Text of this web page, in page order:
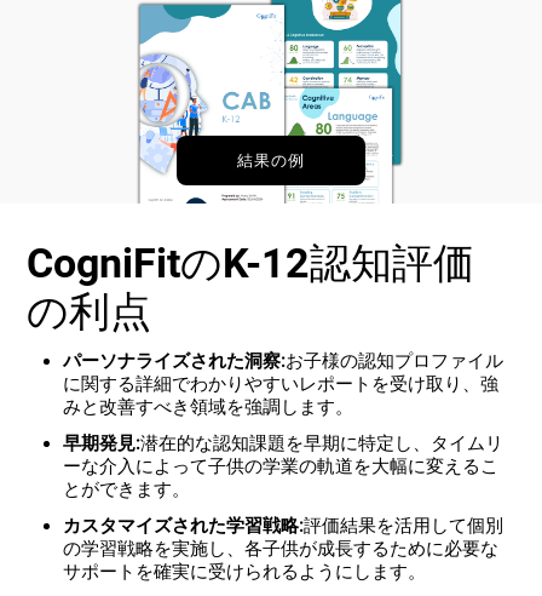
CogniFitのK-12認知評価
の利点
パーソナライズされた洞察:お子様の認知プロファイル
に関する詳細でわかりやすいレポートを受け取り、強
みと改善すべき領域を強調します。
早期発見:潜在的な認知課題を早期に特定し、タイムリ
ーな介入によって子供の学業の軌道を大幅に変えるこ
とができます。
カスタマイズされた学習戦略:評価結果を活用して個別
の学習戦略を実施し、各子供が成長するために必要な
サポートを確実に受けられるようにします。
結果の例